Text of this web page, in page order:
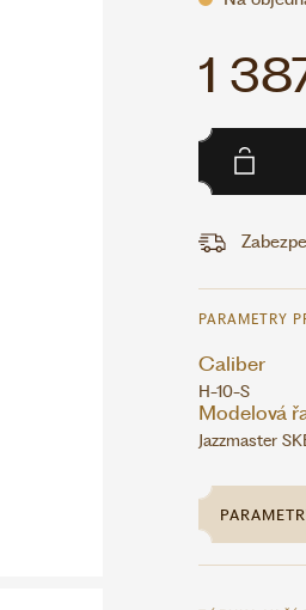
1
PARAMETRY
Caliber
H-10-S
Modelová
Jazzmaster